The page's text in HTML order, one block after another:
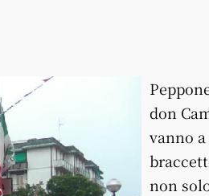
don
vanno a
non